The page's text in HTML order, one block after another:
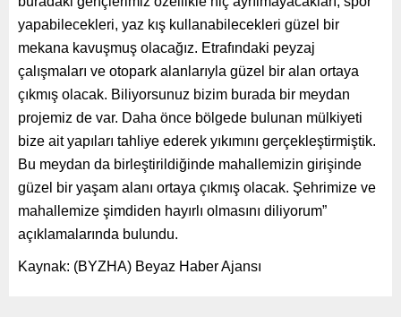
yapabilecekleri, yaz kış kullanabilecekleri güzel bir
mekana kavuşmuş olacağız. Etrafındaki peyzaj
çalışmaları ve otopark alanlarıyla güzel bir alan ortaya
çıkmış olacak. Biliyorsunuz bizim burada bir meydan
projemiz de var. Daha önce bölgede bulunan mülkiyeti
bize ait yapıları tahliye ederek yıkımını gerçekleştirmiştik.
Bu meydan da birleştirildiğinde mahallemizin girişinde
güzel bir yaşam alanı ortaya çıkmış olacak. Şehrimize ve
mahallemize şimdiden hayırlı olmasını diliyorum”
açıklamalarında bulundu.
Kaynak: (BYZHA) Beyaz Haber Ajansı